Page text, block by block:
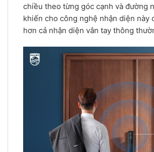
chiều theo từng góc cạnh và đường
khiến cho công nghệ nhận diện này
hơn cả nhận diện vân tay thông